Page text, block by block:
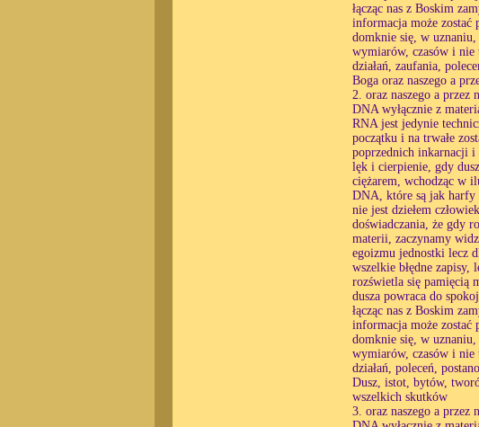
łącząc nas z Boskim
informacja może zostać
domknie się, w
wymiarów, czasów i
działań, zaufania,
Boga oraz naszego a
2. oraz naszego a
DNA wyłącznie z
RNA jest jedynie
początku i na trwałe
poprzednich inkarnacji i
lęk i cierpienie, gdy
ciężarem, wchodząc w
DNA, które są jak harfy
nie jest dziełem
doświadczania, że gdy
materii, zaczynamy
egoizmu jednostki lecz
wszelkie błędne
rozświetla się pamięcią
dusza powraca do
łącząc nas z Boskim
informacja może zostać
domknie się, w
wymiarów, czasów i
działań, poleceń,
Dusz, istot, bytów,
wszelkich skutków
3. oraz naszego a